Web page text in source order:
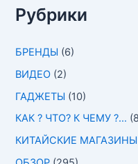
Рубрики
БРЕНДЫ (6)
ВИДЕО (2)
ГАДЖЕТЫ (10)
КАК ? ЧТО? К ЧЕМУ ?…
КИТАЙСКИЕ МАГАЗИНЫ